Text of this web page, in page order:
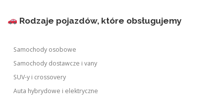
Rodzaje pojazdów, które obsługujemy
Samochody osobowe
Samochody dostawcze i vany
SUV-y i crossovery
Auta hybrydowe i elektryczne